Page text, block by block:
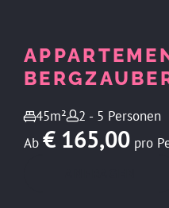
45m²
2 - 5 Personen
Ab € 165,00 pro